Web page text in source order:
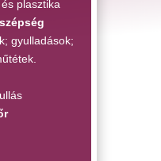
plasztika
gyulladások;